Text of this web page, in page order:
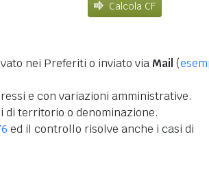
Calcola CF
nei Preferiti o inviato via Mail (
e con variazioni amministrative.
di territorio o denominazione.
ed il controllo risolve anche i casi di